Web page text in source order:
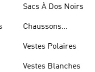
Sacs À Dos Noirs
Chaussons
Vestes Polaires
Vestes Blanches